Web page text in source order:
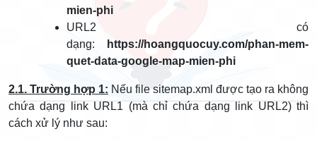
mien-phi
URL2 có
dạng:
https://hoangquocuy.com/phan-mem-
quet-data-google-map-mien-phi
2.1. Trường hợp 1: Nếu file sitemap.xml được tạo ra không
chứa dạng link URL1 (mà chỉ chứa dạng link URL2) thì
cách xử lý như sau: